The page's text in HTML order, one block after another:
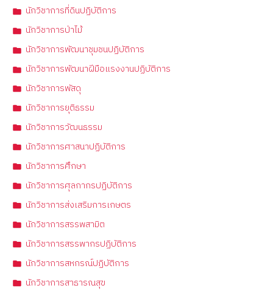
นักวิชาการที่ดินปฏิบัติการ
นักวิชาการป่าไม้
นักวิชาการพัฒนาชุมชนปฏิบัติการ
นักวิชาการพัฒนาฝีมือแรงงานปฏิบัติการ
นักวิชาการพัสดุ
นักวิชาการยุติธรรม
นักวิชาการวัฒนธรรม
นักวิชาการศาสนาปฏิบัติการ
นักวิชาการศึกษา
นักวิชาการศุลกากรปฏิบัติการ
นักวิชาการส่งเสริมการเกษตร
นักวิชาการสรรพสามิต
นักวิชาการสรรพากรปฏิบัติการ
นักวิชาการสหกรณ์ปฏิบัติการ
นักวิชาการสาธารณสุข